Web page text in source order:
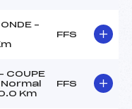
–
FFS
COUPE
Normal
Km
FFS